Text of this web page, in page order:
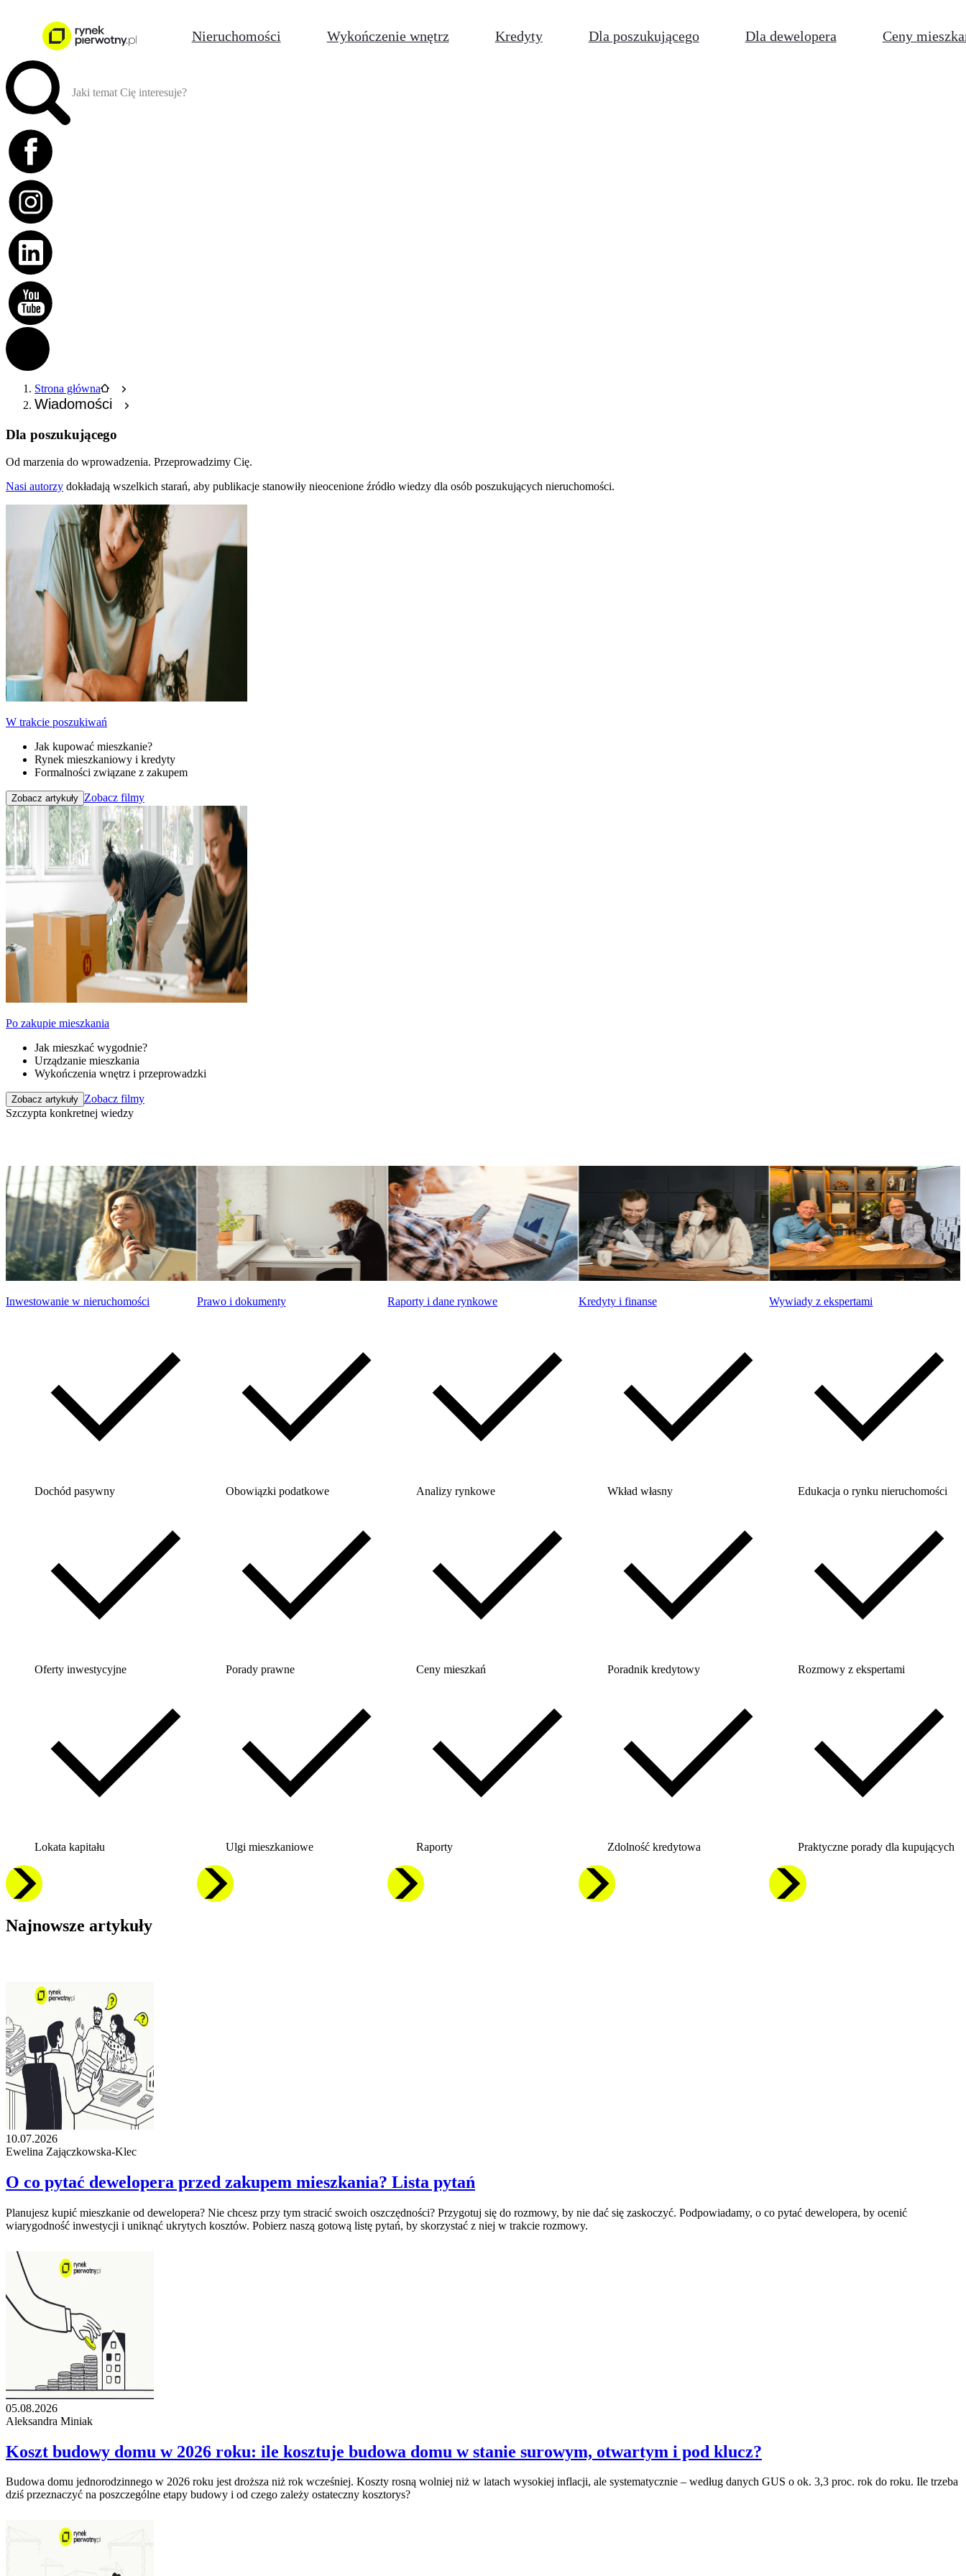
Nieruchomości Wykończenie wnętrz Kredyty Dla poszukującego Dla dewelopera Ceny
Jaki temat Cię interesuje?
Strona główna
Wiadomości
Dla poszukującego
Od marzenia do wprowadzenia. Przeprowadzimy Cię.
Nasi autorzy dokładają wszelkich starań, aby publikacje stanowiły nieocenione źródło wiedzy dla osób poszukujących nieruchomości.
W trakcie poszukiwań
Jak kupować mieszkanie?
Rynek mieszkaniowy i kredyty
Formalności związane z zakupem
Zobacz artykuły Zobacz filmy
Po zakupie mieszkania
Jak mieszkać wygodnie?
Urządzanie mieszkania
Wykończenia wnętrz i przeprowadzki
Zobacz artykuły Zobacz filmy
Szczypta konkretnej wiedzy
Inwestowanie w nieruchomości
Dochód pasywny
Oferty inwestycyjne
Lokata kapitału
Prawo i dokumenty
Obowiązki podatkowe
Porady prawne
Ulgi mieszkaniowe
Raporty i dane rynkowe
Analizy rynkowe
Ceny mieszkań
Raporty
Kredyty i finanse
Wkład własny
Poradnik kredytowy
Zdolność kredytowa
Wywiady z ekspertami
Edukacja o rynku nieruchomości
Rozmowy z ekspertami
Praktyczne porady dla kupujących
Najnowsze artykuły
10.07.2026
Ewelina Zajączkowska-Klec
O co pytać dewelopera przed zakupem mieszkania? Lista pytań
Planujesz kupić mieszkanie od dewelopera? Nie chcesz przy tym stracić swoich oszczędności? Przygotuj się do rozmowy, by nie dać się zaskoczyć. Podpowiadamy, o co pytać dewelopera, by ocenić
wiarygodność inwestycji i uniknąć ukrytych kosztów. Pobierz naszą gotową listę pytań, by skorzystać z niej w trakcie rozmowy.
05.08.2026
Aleksandra Miniak
Koszt budowy domu w 2026 roku: ile kosztuje budowa domu w stanie surowym, otwartym i pod klucz?
Budowa domu jednorodzinnego w 2026 roku jest droższa niż rok wcześniej. Koszty rosną wolniej niż w latach wysokiej inflacji, ale systematycznie – według danych GUS o ok. 3,3 proc. rok do roku. Ile trzeba
dziś przeznaczyć na poszczególne etapy budowy i od czego zależy ostateczny kosztorys?